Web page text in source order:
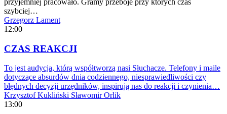
przyjemniej pracowało. Gramy przeboje przy których czas
szybciej…
Grzegorz Lament
12:00
CZAS REAKCJI
To jest audycja, którą współtworzą nasi Słuchacze. Telefony i maile
dotyczące absurdów dnia codziennego, niesprawiedliwości czy
błędnych decyzji urzędników, inspirują nas do reakcji i czynienia…
Krzysztof Kukliński Sławomir Orlik
13:00